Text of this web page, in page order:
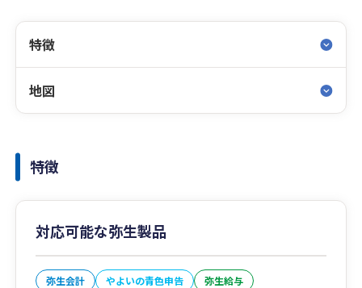
特徴
地図
特徴
対応可能な弥生製品
弥生会計 やよいの青色申告 弥生給与